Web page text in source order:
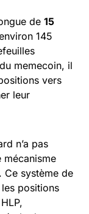
de 15
145
du memecoin, il
vers
leur
n’a pas
Ce système de
positions